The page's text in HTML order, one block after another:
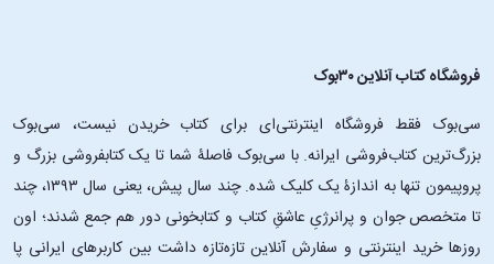
فروشگاه کتاب آنلاین ۳۰بوک
سی‌بوک فقط فروشگاه اینترنتی‌ای برای کتاب خریدن نیست، سی‌بوک
بزرگ‌ترین کتاب‌فروشی ایرانه. با سی‌بوک فاصلۀ شما تا یک کتابفروشی بزرگ و
پروپیمون تنها به اندازۀ یک کلیک شده. چند سال پیش، یعنی سال ۱۳۹۳، چند
تا متخصص جوان و پرانرژیِ عاشقِ کتاب و کتابخونی دور هم جمع شدند؛ اون‌
روزها خرید اینترنتی و سفارش آنلاین تازه‌تازه داشت بین کاربرهای ایرانی پا